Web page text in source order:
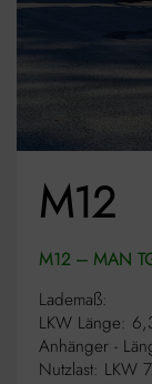
M12
M12 – MAN
Lademaß:
LKW Länge:
Anhänger -
Nutzlast: LKW